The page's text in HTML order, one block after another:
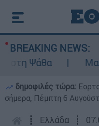
BREAKING NEWS:
Ψάθα
δημοφιλές τώρα:
σήμερα, Πέμπτη 6
┋ Ελλάδα ┋